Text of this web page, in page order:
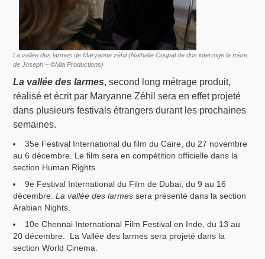
La vallée des larmes de Maryanne zéhil (Nathalie Coupal de dos interroge la mère
de Joseph – ©Mia Productions)
La vallée des larmes, second long métrage produit,
réalisé et écrit par Maryanne Zéhil sera en effet projeté
dans plusieurs festivals étrangers durant les prochaines
semaines.
35e Festival International du film du Caire, du 27 novembre
au 6 décembre. Le film sera en compétition officielle dans la
section Human Rights.
9e Festival International du Film de Dubai, du 9 au 16
décembre.La vallée des larmes sera présenté dans la section
Arabian Nights.
10e Chennai International Film Festival en Inde, du 13 au
20 décembre. La Vallée des larmes sera projeté dans la
section World Cinema.